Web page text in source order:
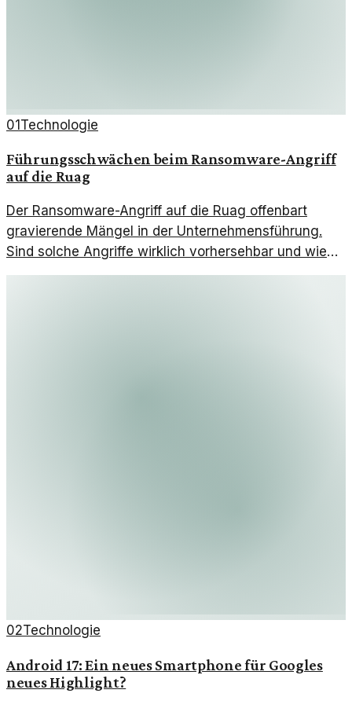
01Technologie
Führungsschwächen beim Ransomware-Angriff
auf die Ruag
Der Ransomware-Angriff auf die Ruag offenbart
gravierende Mängel in der Unternehmensführung.
Sind solche Angriffe wirklich vorhersehbar und wie
gut sind Unternehmen vorbereitet?
02Technologie
Android 17: Ein neues Smartphone für Googles
neues Highlight?